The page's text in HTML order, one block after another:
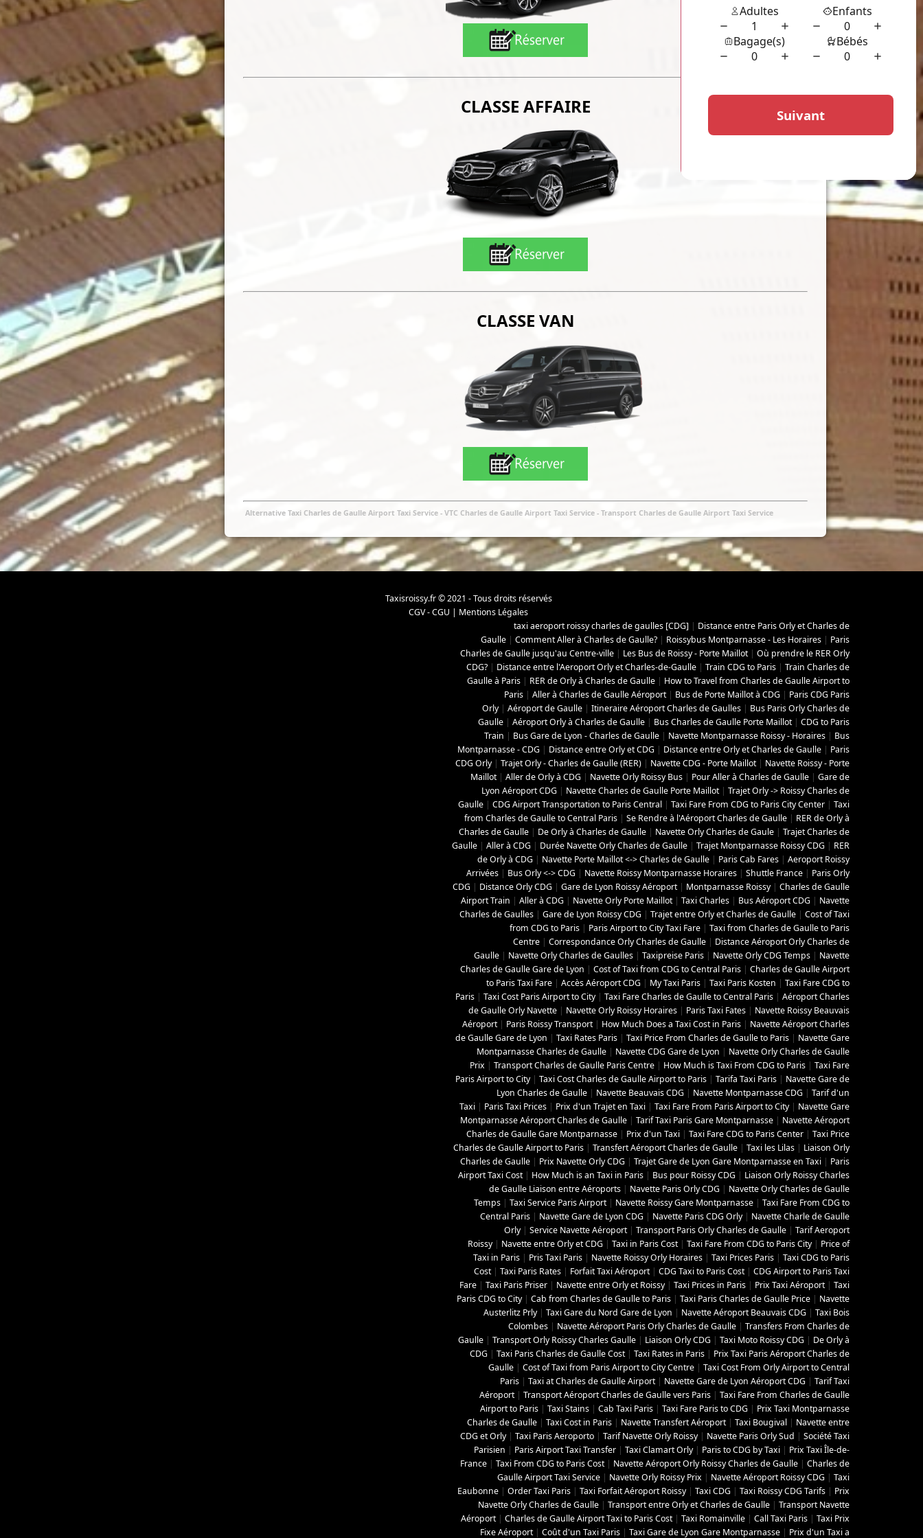
CLASSE AFFAIRE
CLASSE VAN
Alternative Taxi Charles de Gaulle Airport Taxi Service- VTC Charles de Gaulle Airport Taxi Service -Transport Charles de Gaulle Airport Taxi Service
Taxisroissy.fr © 2021 - Tous droits réservés
CGV - CGU | Mentions Légales
taxi aeroport roissy charles de gaulles [CDG] | Distance entre Paris Orly et Charles de
Gaulle | Comment Aller à Charles de Gaulle? | Roissybus Montparnasse - Les Horaires | Paris
Charles de Gaulle jusqu'au Centre-ville | Les Bus de Roissy - Porte Maillot| Où prendre le RER Orly
CDG? | Distance entre l'Aeroport Orly et Charles-de-Gaulle | Train CDG to Paris | Train Charles de
Gaulle à Paris | RER de Orly à Charles de Gaulle | How to Travel from Charles de Gaulle Airport to
Paris | Aller à Charles de Gaulle Aéroport| Bus de Porte Maillot à CDG | Paris CDG Paris
Orly| Aéroport de Gaulle | Itineraire Aéroport Charles de Gaulles | Bus Paris Orly Charles de
Gaulle | Aéroport Orly à Charles de Gaulle | Bus Charles de Gaulle Porte Maillot| CDG to Paris
Train | Bus Gare de Lyon - Charles de Gaulle | Navette Montparnasse Roissy - Horaires | Bus
Montparnasse - CDG | Distance entre Orly et CDG | Distance entre Orly et Charles de Gaulle | Paris
CDG Orly| Trajet Orly - Charles de Gaulle (RER) | Navette CDG - Porte Maillot| Navette Roissy - Porte
Maillot| Aller de Orly à CDG | Navette Orly Roissy Bus | Pour Aller à Charles de Gaulle | Gare de
Lyon Aéroport CDG | Navette Charles de Gaulle Porte Maillot| Trajet Orly -> Roissy Charles de
Gaulle | CDG Airport Transportation to Paris Central | Taxi Fare From CDG to Paris City Center | Taxi
from Charles de Gaulle to Central Paris | Se Rendre à l'Aéroport Charles de Gaulle | RER de Orly à
Charles de Gaulle | De Orly à Charles de Gaulle | Navette Orly Charles de Gaule | Trajet Charles de
Gaulle | Aller à CDG | Durée Navette Orly Charles de Gaulle | Trajet Montparnasse Roissy CDG | RER
de Orly à CDG | Navette Porte Maillot <-> Charles de Gaulle | Paris Cab Fares | Aeroport Roissy
Arrivées | Bus Orly <-> CDG | Navette Roissy Montparnasse Horaires | Shuttle France | Paris Orly
CDG | Distance Orly CDG | Gare de Lyon Roissy Aéroport| Montparnasse Roissy| Charles de Gaulle
Airport Train | Aller à CDG | Navette Orly Porte Maillot| Taxi Charles | Bus Aéroport CDG | Navette
Charles de Gaulles | Gare de Lyon Roissy CDG | Trajet entre Orly et Charles de Gaulle | Cost of Taxi
from CDG to Paris | Paris Airport to City Taxi Fare | Taxi from Charles de Gaulle to Paris
Centre | Correspondance Orly Charles de Gaulle | Distance Aéroport Orly Charles de
Gaulle | Navette Orly Charles de Gaulles | Taxipreise Paris | Navette Orly CDG Temps | Navette
Charles de Gaulle Gare de Lyon | Cost of Taxi from CDG to Central Paris | Charles de Gaulle Airport
to Paris Taxi Fare | Accès Aéroport CDG | My Taxi Paris | Taxi Paris Kosten | Taxi Fare CDG to
Paris | Taxi Cost Paris Airport to City| Taxi Fare Charles de Gaulle to Central Paris | Aéroport Charles
de Gaulle Orly Navette | Navette Orly Roissy Horaires | Paris Taxi Fates | Navette Roissy Beauvais
Aéroport| Paris Roissy Transport| How Much Does a Taxi Cost in Paris | Navette Aéroport Charles
de Gaulle Gare de Lyon | Taxi Rates Paris | Taxi Price From Charles de Gaulle to Paris | Navette Gare
Montparnasse Charles de Gaulle | Navette CDG Gare de Lyon | Navette Orly Charles de Gaulle
Prix | Transport Charles de Gaulle Paris Centre | How Much is Taxi From CDG to Paris | Taxi Fare
Paris Airport to City| Taxi Cost Charles de Gaulle Airport to Paris | Tarifa Taxi Paris | Navette Gare de
Lyon Charles de Gaulle | Navette Beauvais CDG | Navette Montparnasse CDG | Tarif d'un
Taxi | Paris Taxi Prices | Prix d'un Trajet en Taxi | Taxi Fare From Paris Airport to City| Navette Gare
Montparnasse Aéroport Charles de Gaulle | Tarif Taxi Paris Gare Montparnasse | Navette Aéroport
Charles de Gaulle Gare Montparnasse | Prix d'un Taxi | Taxi Fare CDG to Paris Center | Taxi Price
Charles de Gaulle Airport to Paris | Transfert Aéroport Charles de Gaulle | Taxi les Lilas | Liaison Orly
Charles de Gaulle | Prix Navette Orly CDG | Trajet Gare de Lyon Gare Montparnasse en Taxi | Paris
Airport Taxi Cost| How Much is an Taxi in Paris | Bus pour Roissy CDG | Liaison Orly Roissy Charles
de Gaulle Liaison entre Aéroports | Navette Paris Orly CDG | Navette Orly Charles de Gaulle
Temps | Taxi Service Paris Airport| Navette Roissy Gare Montparnasse | Taxi Fare From CDG to
Central Paris | Navette Gare de Lyon CDG | Navette Paris CDG Orly| Navette Charle de Gaulle
Orly| Service Navette Aéroport| Transport Paris Orly Charles de Gaulle | Tarif Aeroport
Roissy| Navette entre Orly et CDG | Taxi in Paris Cost| Taxi Fare From CDG to Paris City| Price of
Taxi in Paris | Pris Taxi Paris | Navette Roissy Orly Horaires | Taxi Prices Paris | Taxi CDG to Paris
Cost| Taxi Paris Rates | Forfait Taxi Aéroport| CDG Taxi to Paris Cost| CDG Airport to Paris Taxi
Fare | Taxi Paris Priser | Navette entre Orly et Roissy| Taxi Prices in Paris | Prix Taxi Aéroport| Taxi
Paris CDG to City| Cab from Charles de Gaulle to Paris | Taxi Paris Charles de Gaulle Price | Navette
Austerlitz Prly| Taxi Gare du Nord Gare de Lyon | Navette Aéroport Beauvais CDG | Taxi Bois
Colombes | Navette Aéroport Paris Orly Charles de Gaulle | Transfers From Charles de
Gaulle | Transport Orly Roissy Charles Gaulle | Liaison Orly CDG | Taxi Moto Roissy CDG | De Orly à
CDG | Taxi Paris Charles de Gaulle Cost| Taxi Rates in Paris | Prix Taxi Paris Aéroport Charles de
Gaulle | Cost of Taxi from Paris Airport to City Centre | Taxi Cost From Orly Airport to Central
Paris | Taxi at Charles de Gaulle Airport| Navette Gare de Lyon Aéroport CDG | Tarif Taxi
Aéroport| Transport Aéroport Charles de Gaulle vers Paris | Taxi Fare From Charles de Gaulle
Airport to Paris | Taxi Stains | Cab Taxi Paris | Taxi Fare Paris to CDG | Prix Taxi Montparnasse
Charles de Gaulle | Taxi Cost in Paris | Navette Transfert Aéroport| Taxi Bougival | Navette entre
CDG et Orly| Taxi Paris Aeroporto | Tarif Navette Orly Roissy| Navette Paris Orly Sud | Société Taxi
Parisien | Paris Airport Taxi Transfer | Taxi Clamart Orly| Paris to CDG by Taxi | Prix Taxi Île-de-
France | Taxi From CDG to Paris Cost| Navette Aéroport Orly Roissy Charles de Gaulle | Charles de
Gaulle Airport Taxi Service | Navette Orly Roissy Prix | Navette Aéroport Roissy CDG | Taxi
Eaubonne | Order Taxi Paris | Taxi Forfait Aéroport Roissy| Taxi CDG | Taxi Roissy CDG Tarifs | Prix
Navette Orly Charles de Gaulle | Transport entre Orly et Charles de Gaulle | Transport Navette
Aéroport| Charles de Gaulle Airport Taxi to Paris Cost| Taxi Romainville | Call Taxi Paris | Taxi Prix
Fixe Aéroport| Coût d'un Taxi Paris | Taxi Gare de Lyon Gare Montparnasse | Prix d'un Taxi a